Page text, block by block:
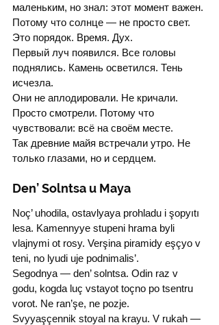
маленьким, но знал: этот момент важен.
Потому что солнце — не просто свет.
Это порядок. Время. Дух.
Первый луч появился. Все головы
поднялись. Камень осветился. Тень
исчезла.
Они не аплодировали. Не кричали.
Просто смотрели. Потому что
чувствовали: всё на своём месте.
Так древние майя встречали утро. Не
только глазами, но и сердцем.
Den’ Solntsa u Maya
Noç’ uhodila, ostavlyaya prohladu i şopyıtı
lesa. Kamennyye stupeni hrama byli
vlajnymi ot rosy. Verşina piramidy eşçyo v
teni, no lyudi uje podnimalis’.
Segodnya — den’ solntsa. Odin raz v
godu, kogda luç vstayot toçno po tsentru
vorot. Ne ran’şe, ne pozje.
Svyyaşçennik stoyal na krayu. V rukah —